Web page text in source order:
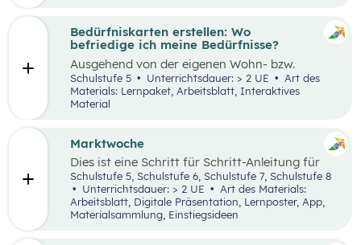
Bedürfniskarten erstellen: Wo
befriedige ich meine Bedürfnisse?
Ausgehend von der eigenen Wohn- bzw.
Schulortgemeinde sollen die Schüler:innen ihre
Umgebung analysieren und eine eigene
Bedürfniskarte (mit Scribble Maps) erstellen
befriedige ich meine Bedürfnisse?“ Der Fokus
Bedürfnisbefriedigung durch Unternehmen.
Schulstufe 5 Unterrichtsdauer: > 2 UE
Materials: Lernpaket, Arbeitsblatt, Interaktives
Material
Schüler:innen an das Thema Geld herangeführt
werden.
Marktwoche
Dies ist eine Schritt für Schritt-Anleitung für
Lehrer:innen, die mit Jugendlichen ein echtes
Verkaufserlebnis organisieren wollen: Vom
Einstieg(Was haben Jugendliche erfunden?)
überZiele setzen bis hin zum gesamten Design
Thinking-Prozess
Preis berechnen
Schulstufe 5, Schulstufe 6, Schulstufe 7, Schulstufe 8
Unterrichtsdauer: > 2 UE
Arbeitsblatt, Digitale Präsentation, Lernposter, App,
Materialsammlung, Einstiegsideen